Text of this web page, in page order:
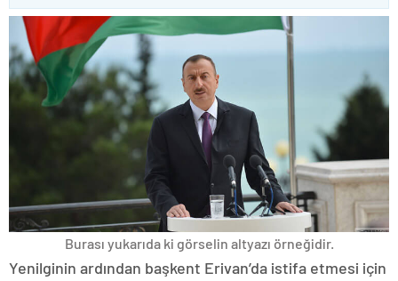
Burası yukarıda ki görselin altyazı örneğidir.
Yenilginin ardından başkent Erivan’da istifa etmesi için